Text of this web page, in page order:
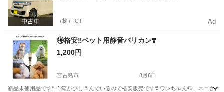
（株）ICT Ad
🉐格安‼️ペット用静音バリカン❣️
1,200円
宮古島市 8月6日
新品未使用品です^_^ 箱が少し凹んでいるので格安販売です❣️ ワンちゃん🐶、ネコさ